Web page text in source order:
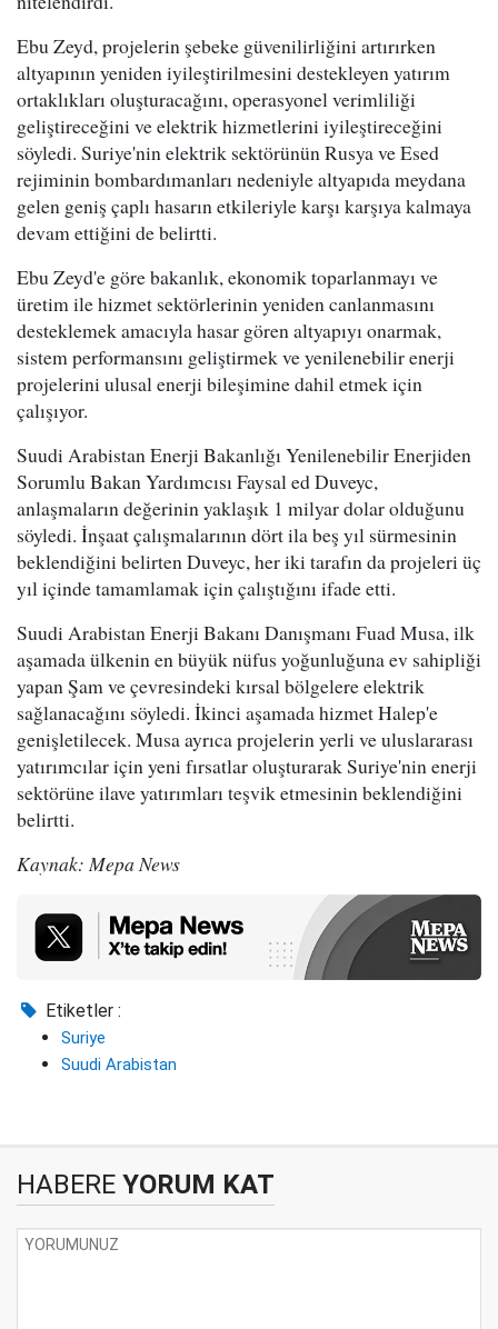
Ebu Zeyd, projelerin şebeke güvenilirliğini artırırken
altyapının yeniden iyileştirilmesini destekleyen yatırım
ortaklıkları oluşturacağını, operasyonel verimliliği
geliştireceğini ve elektrik hizmetlerini iyileştireceğini
söyledi. Suriye'nin elektrik sektörünün Rusya ve Esed
rejiminin bombardımanları nedeniyle altyapıda meydana
gelen geniş çaplı hasarın etkileriyle karşı karşıya kalmaya
devam ettiğini de belirtti.
Ebu Zeyd'e göre bakanlık, ekonomik toparlanmayı ve
üretim ile hizmet sektörlerinin yeniden canlanmasını
desteklemek amacıyla hasar gören altyapıyı onarmak,
sistem performansını geliştirmek ve yenilenebilir enerji
projelerini ulusal enerji bileşimine dahil etmek için
çalışıyor.
Suudi Arabistan Enerji Bakanlığı Yenilenebilir Enerjiden
Sorumlu Bakan Yardımcısı Faysal ed Duveyc,
anlaşmaların değerinin yaklaşık 1 milyar dolar olduğunu
söyledi. İnşaat çalışmalarının dört ila beş yıl sürmesinin
beklendiğini belirten Duveyc, her iki tarafın da projeleri üç
yıl içinde tamamlamak için çalıştığını ifade etti.
Suudi Arabistan Enerji Bakanı Danışmanı Fuad Musa, ilk
aşamada ülkenin en büyük nüfus yoğunluğuna ev sahipliği
yapan Şam ve çevresindeki kırsal bölgelere elektrik
sağlanacağını söyledi. İkinci aşamada hizmet Halep'e
genişletilecek. Musa ayrıca projelerin yerli ve uluslararası
yatırımcılar için yeni fırsatlar oluşturarak Suriye'nin enerji
sektörüne ilave yatırımları teşvik etmesinin beklendiğini
belirtti.
Kaynak: Mepa News
Etiketler :
Suriye
Suudi Arabistan
HABERE YORUM KAT